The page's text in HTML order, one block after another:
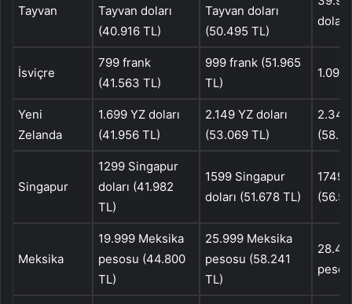
Tayvan
Tayvan doları
(40.916 TL)
Tayvan doları
(50.495 TL)
İsviçre
799 frank
(41.563 TL)
999 frank (51.965
TL)
1.099
Yeni
Zelanda
1.699 YZ doları
(41.956 TL)
2.149 YZ doları
(53.069 TL)
2.349
Singapur
1299 Singapur
doları (41.982
TL)
1599 Singapur
doları (51.678 TL)
1749
Meksika
19.999 Meksika
pesosu (44.800
TL)
25.999 Meksika
pesosu (58.241
TL)